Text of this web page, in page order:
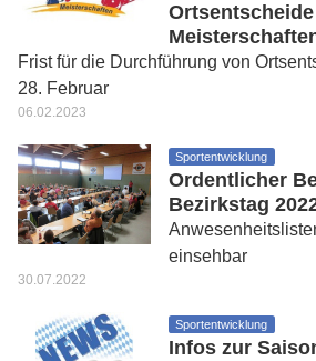
Frist für die Durchführung von
28. Februar
06.02.2023
Sportentwicklung
Ordentlicher
Bezirkstag
einsehbar
30.07.2022
Sportentwicklung
Infos zur